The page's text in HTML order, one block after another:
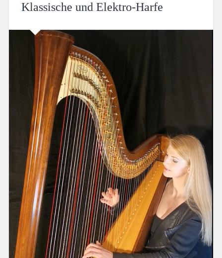
Klassische und Elektro-Harfe